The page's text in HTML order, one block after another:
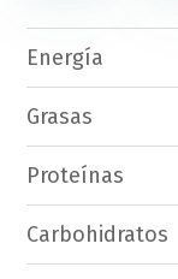
Energía
Grasas
Proteínas
Carbohidratos